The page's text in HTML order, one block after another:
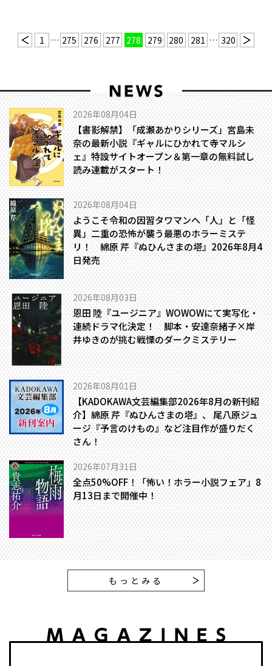
1 … 275 276 277 278 279 280 281 … 320
2026年08月04日
【書影解禁】「成瀬あかりシリーズ」宮島未
奈の最新小説『ギャルにひかれて寺マルシ
ェ』特設サイトオープン＆第一章の無料試し
読み連載がスタート！
2026年08月04日
ようこそ令和の因習タワマンへ――「人」と「怪
異」二重の恐怖が襲う最悪のホラーミステ
リ！ 綿原 芹『ぬひんさまの塔』2026年8月4
日発売
2026年08月03日
恩田 陸『ユージニア』WOWOWにて実写化・
連続ドラマ化決定！ 脚本・安達奈緒子×岸
井ゆきのが挑む戦慄のダークミステリー
2026年08月01日
【KADOKAWA文芸編集部2026年8月の新刊紹
介】綿原 芹『ぬひんさまの塔』、 尾八原ジュ
ージ『予言のけもの』など注目作が盛りだく
さん！
2026年07月31日
全点50%OFF！「怖い！ホラー小説フェア」8
月13日まで開催中！
もっとみる